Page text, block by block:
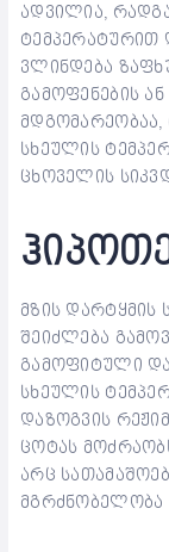
ადვილია,
ტემპერატურით
ვლინდება
გამოფენების
მდგომარეობაა,
სხეულის
ცხოველის
მზის დარტყმის
შეიძლება
გამოფიტული
სხეულის
დაზოგვის
ცოტას
არც
მგრძნობელობა